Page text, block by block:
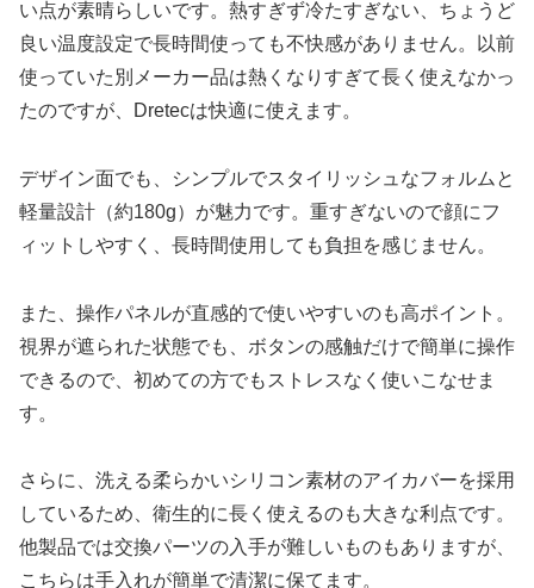
い点が素晴らしいです。熱すぎず冷たすぎない、ちょうど
良い温度設定で長時間使っても不快感がありません。以前
使っていた別メーカー品は熱くなりすぎて長く使えなかっ
たのですが、Dretecは快適に使えます。
デザイン面でも、シンプルでスタイリッシュなフォルムと
軽量設計（約180g）が魅力です。重すぎないので顔にフ
ィットしやすく、長時間使用しても負担を感じません。
また、操作パネルが直感的で使いやすいのも高ポイント。
視界が遮られた状態でも、ボタンの感触だけで簡単に操作
できるので、初めての方でもストレスなく使いこなせま
す。
さらに、洗える柔らかいシリコン素材のアイカバーを採用
しているため、衛生的に長く使えるのも大きな利点です。
他製品では交換パーツの入手が難しいものもありますが、
こちらは手入れが簡単で清潔に保てます。